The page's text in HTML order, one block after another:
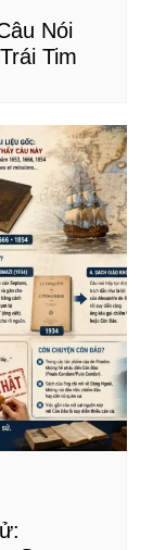
Nói
Tim